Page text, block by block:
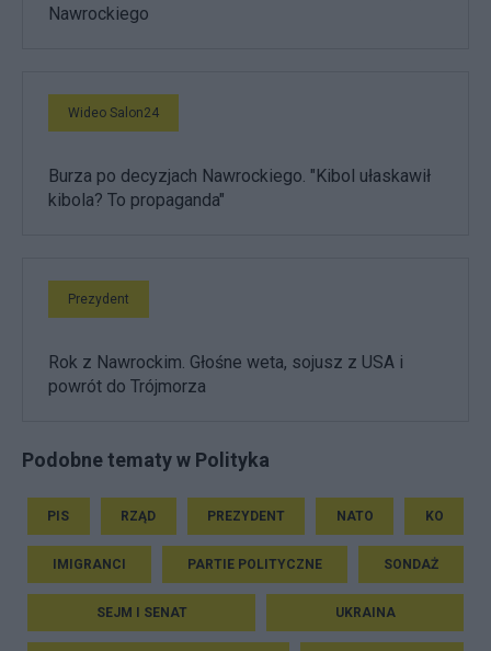
Nawrockiego
Wideo Salon24
Burza po decyzjach Nawrockiego. "Kibol ułaskawił
kibola? To propaganda"
Prezydent
Rok z Nawrockim. Głośne weta, sojusz z USA i
powrót do Trójmorza
Podobne tematy w Polityka
PIS RZĄD PREZYDENT NATO KO
IMIGRANCI PARTIE POLITYCZNE SONDAŻ
SEJM I SENAT UKRAINA